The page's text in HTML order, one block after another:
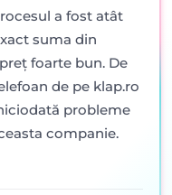
a fost atât
suma din
foarte bun. De
de pe klap.ro
probleme
companie.